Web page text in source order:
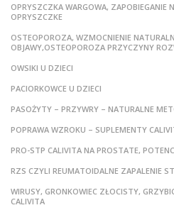
OPRYSZCZKA WARGOWA, ZAPOBIEGANIE
OPRYSZCZKE
OSTEOPOROZA, WZMOCNIENIE
OBJAWY,OSTEOPOROZA PRZYCZYNY
OWSIKI U DZIECI
PACIORKOWCE U DZIECI
PASOŻYTY – PRZYWRY – NATURALNE
POPRAWA WZROKU – SUPLEMENTY
PRO-STP CALIVITA NA PROSTATE,
RZS CZYLI REUMATOIDALNE ZAPALENIE
WIRUSY, GRONKOWIEC ZŁOCISTY,
CALIVITA